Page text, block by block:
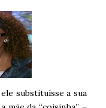
substituísse a sua